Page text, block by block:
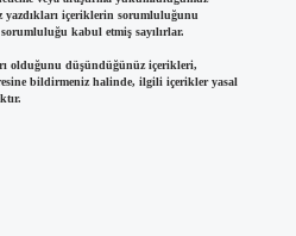
yazdıkları içeriklerin sorumluluğunu
kabul etmiş sayılırlar.
olduğunu düşündüğünüz içerikleri,
bildirmeniz halinde, ilgili içerikler yasal